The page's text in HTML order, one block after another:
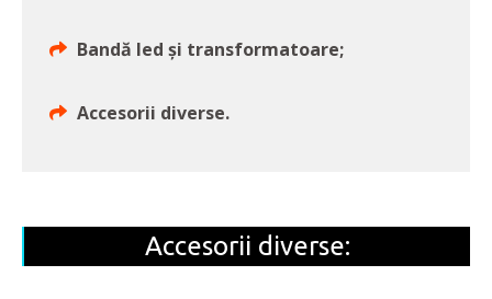
Bandă led și transformatoare;
Accesorii diverse.
Accesorii diverse: